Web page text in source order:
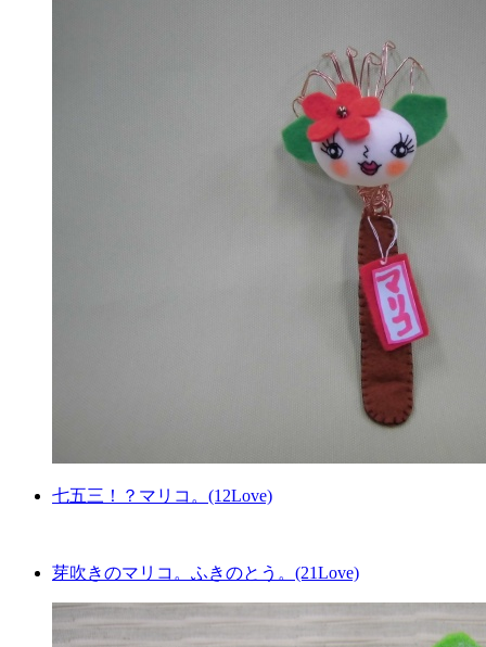
七五三！？マリコ。(12Love)
芽吹きのマリコ。ふきのとう。(21Love)